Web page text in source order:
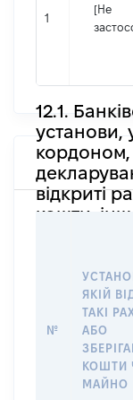
1
[Не
12.1.
установи,
кордоном,
відкриті
кошти,
№
ЯКІЙ
ТАКІ
АБО
КОШТИ
МАЙНО